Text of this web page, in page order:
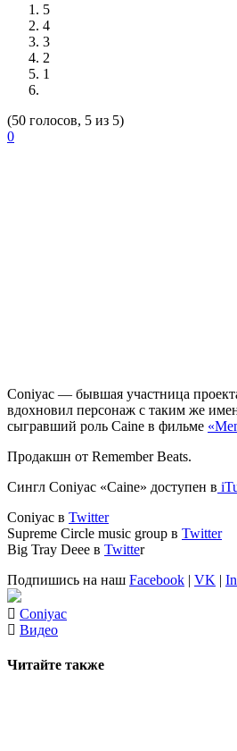
5
4
3
2
1
(50 голосов, 5 из 5)
0
Coniyac — бывшая участница
вдохновил персонаж с таким же
сыгравший роль Caine в фильме
Продакшн от Remember Beats.
Сингл Coniyac «Caine» доступен в
Coniyac в Twitter
Supreme Circle music group в Twitter
Big Tray Deee в Twitter
Подпишись на наш Facebook | VK |
Coniyac
Видео
Читайте также